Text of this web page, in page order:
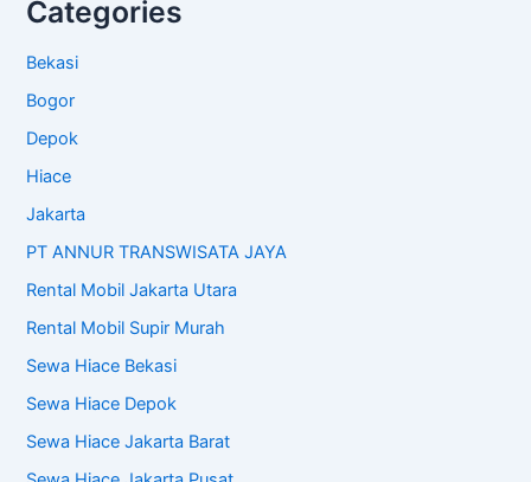
Categories
Bekasi
Bogor
Depok
Hiace
Jakarta
PT ANNUR TRANSWISATA JAYA
Rental Mobil Jakarta Utara
Rental Mobil Supir Murah
Sewa Hiace Bekasi
Sewa Hiace Depok
Sewa Hiace Jakarta Barat